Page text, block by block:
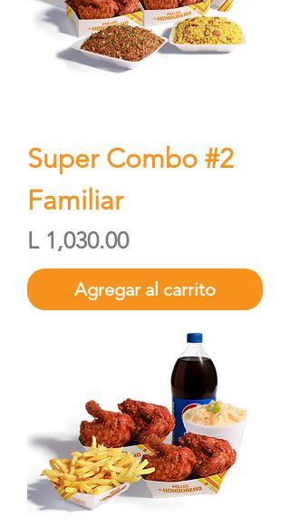
Super Combo #2
Familiar
Precio
L 1,030.00
Agregar al carrito